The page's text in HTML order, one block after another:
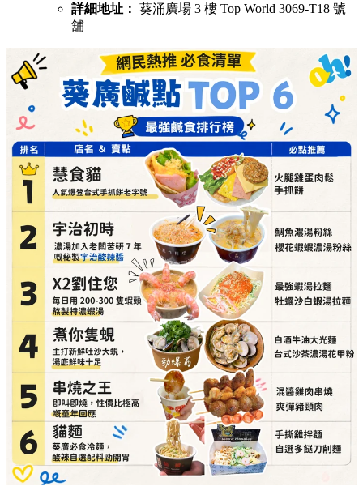
詳細地址： 葵涌廣場 3 樓 Top World 3069-T18 號
舖